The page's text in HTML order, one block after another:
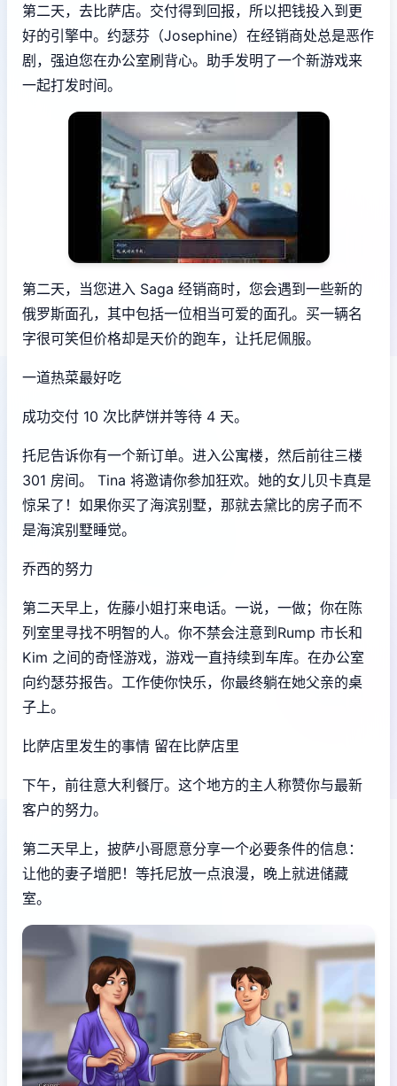
第二天，去比萨店。交付得到回报，所以把钱投入到更
好的引擎中。约瑟芬（Josephine）在经销商处总是恶作
剧，强迫您在办公室刷背心。助手发明了一个新游戏来
一起打发时间。
第二天，当您进入 Saga 经销商时，您会遇到一些新的
俄罗斯面孔，其中包括一位相当可爱的面孔。买一辆名
字很可笑但价格却是天价的跑车，让托尼佩服。
一道热菜最好吃
成功交付 10 次比萨饼并等待 4 天。
托尼告诉你有一个新订单。进入公寓楼，然后前往三楼
301 房间。 Tina 将邀请你参加狂欢。她的女儿贝卡真是
惊呆了！如果你买了海滨别墅，那就去黛比的房子而不
是海滨别墅睡觉。
乔西的努力
第二天早上，佐藤小姐打来电话。一说，一做；你在陈
列室里寻找不明智的人。你不禁会注意到Rump 市长和
Kim 之间的奇怪游戏，游戏一直持续到车库。在办公室
向约瑟芬报告。工作使你快乐，你最终躺在她父亲的桌
子上。
比萨店里发生的事情 留在比萨店里
下午，前往意大利餐厅。这个地方的主人称赞你与最新
客户的努力。
第二天早上，披萨小哥愿意分享一个必要条件的信息：
让他的妻子增肥！等托尼放一点浪漫，晚上就进储藏
室。